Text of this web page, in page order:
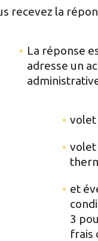
recevez la
La réponse
adresse un
volet
volet
et
3
frais